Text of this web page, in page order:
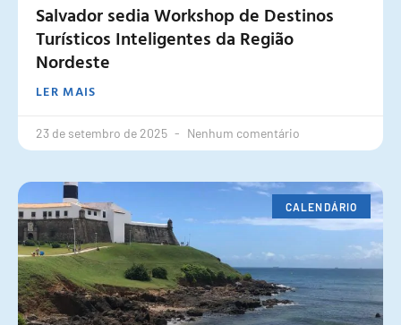
Salvador sedia Workshop de Destinos
Turísticos Inteligentes da Região
Nordeste
LER MAIS
23 de setembro de 2025 Nenhum comentário
CALENDÁRIO